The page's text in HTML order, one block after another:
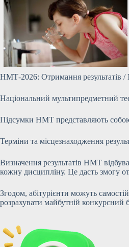
НМТ-2026: Отримання результатів /
Національний мультипредметний
Підсумки НМТ представляють собою
Терміни та місцезнаходження
Визначення результатів НМТ
кожну дисципліну. Це дасть змогу
Згодом, абітурієнти можуть
розрахувати майбутній конкурсний